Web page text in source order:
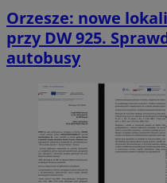
Orzesze: nowe
przy DW 925.
autobusy